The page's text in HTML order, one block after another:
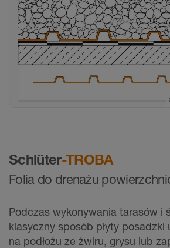
Schlüter-TROBA
Folia do drenażu
Podczas wykonywania tarasów i
klasyczny sposób płyty posadzki
na podłożu ze żwiru, grysu lub